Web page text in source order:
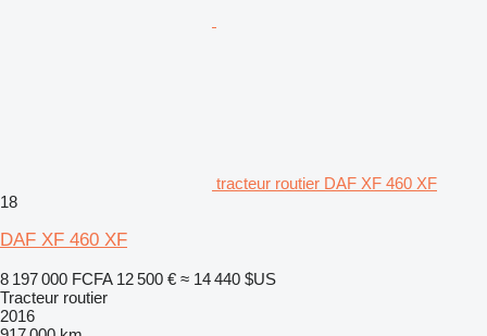
tracteur routier DAF XF 460 XF
18
DAF XF 460 XF
8 197 000 FCFA 12 500 € ≈ 14 440 $US
Tracteur routier
2016